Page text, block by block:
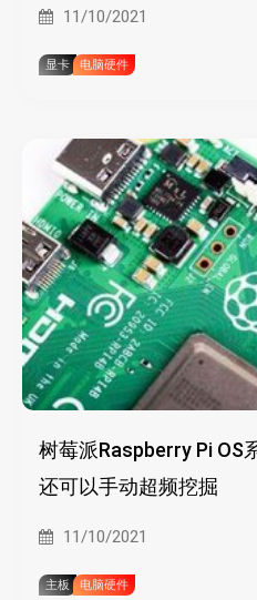
11/10/2021
显卡 电脑硬件
树莓派Raspberry Pi OS
还可以手动超频挖掘
11/10/2021
主板 电脑硬件